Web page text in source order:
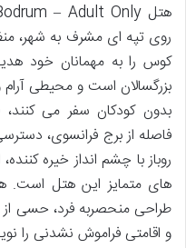
روی تپه ای مشرف به شهر،
کوس را به مهمانان خود
بزرگسالان است و محیطی آرام
فاصله از برج فرانسوی،
روباز با چشم انداز خیره
های متمایز این هتل است.
طراحی منحصربه فرد، حسی از
و اقامتی فراموش نشدنی را